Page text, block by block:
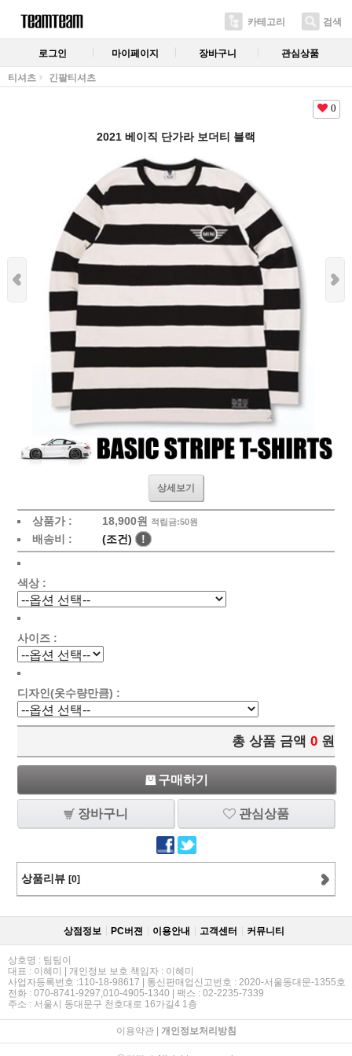
카테고리 검색
로그인 마이페이지 장바구니 관심상품
티셔츠 긴팔티셔츠
0
2021 베이직 단가라 보더티 블랙
상세보기
상품가 : 18,900원 적립금:50원
배송비 : (조건) !
색상 :
사이즈 :
디자인(옷수량만큼) :
총 상품 금액 0 원
구매하기
장바구니 관심상품
상품리뷰 [0]
상점정보 PC버젼 이용안내 고객센터 커뮤니티
상호명 : 팀팀이
대표 : 이혜미 | 개인정보 보호 책임자 : 이혜미
사업자등록번호 :110-18-98617 | 통신판매업신고번호 : 2020-서울동대문-1355호
전화 : 070-8741-9297,010-4905-1340 | 팩스 : 02-2235-7339
주소 : 서울시 동대문구 천호대로 16가길4 1층
이용약관| 개인정보처리방침